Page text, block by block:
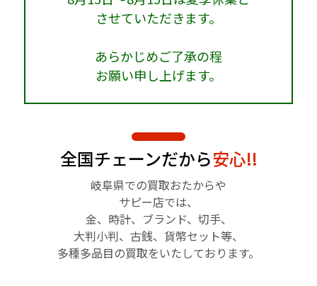
させていただきます。
あらかじめご了承の程
お願い申し上げます。
全国チェーンだから安心!!
岐阜県での買取おたからや
サピー店では、
金、時計、ブランド、切手、
大判小判、古銭、貨幣セット等、
多種多品目の買取をいたしております。